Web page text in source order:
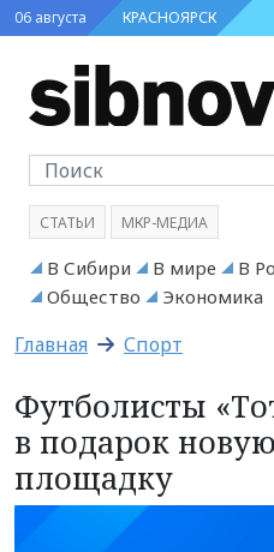
06 августа КРАСНОЯРСК
СТАТЬИ МКР-МЕДИА
В Сибири В мире В
Общество
Экономика
Главная Спорт
Футболисты
в подарок
площадку